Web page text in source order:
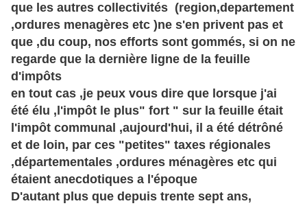
que les autres collectivités (region,departement
,ordures menagères etc )ne s'en privent pas et
que ,du coup, nos efforts sont gommés, si on ne
regarde que la dernière ligne de la feuille
d'impôts
en tout cas ,je peux vous dire que lorsque j'ai
été élu ,l'impôt le plus" fort " sur la feuille était
l'impôt communal ,aujourd'hui, il a été détrôné
et de loin, par ces "petites" taxes régionales
,départementales ,ordures ménagères etc qui
étaient anecdotiques a l'époque
D'autant plus que depuis trente sept ans,